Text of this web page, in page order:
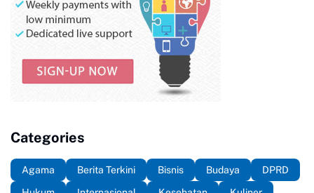
Categories
Agama Berita Terkini Bisnis Budaya
DPRD